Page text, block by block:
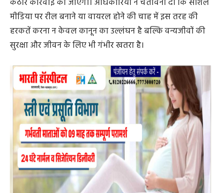
वन विभाग अधिकारियों ने बताया कि आरोपी के खिलाफ वन्य
प्राणी संरक्षण अधिनियम 1972 की धारा 9, 52 और 51 के तहत
कठोर कार्रवाई की जाएगी। अधिकारियों ने चेतावनी दी कि सोशल
मीडिया पर रील बनाने या वायरल होने की चाह में इस तरह की
हरकतें करना न केवल कानून का उल्लंघन है बल्कि वन्यजीवों की
सुरक्षा और जीवन के लिए भी गंभीर खतरा है।